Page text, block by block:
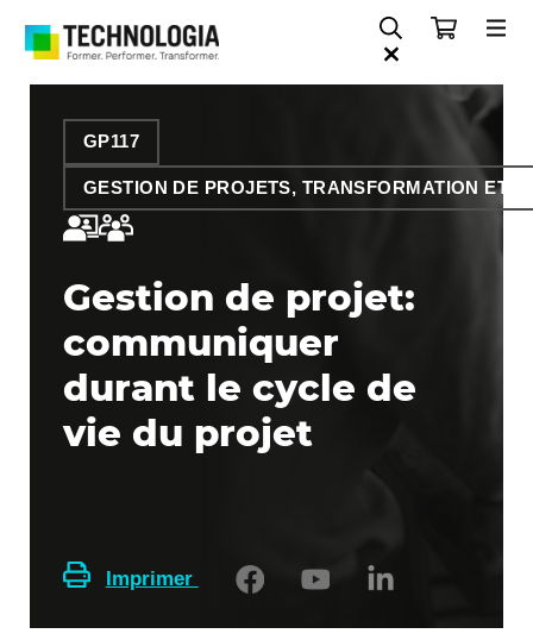
GP117
GESTION DE PROJETS, TRANSFORMATION ET
Gestion de projet:
communiquer
durant le cycle de
vie du projet
Imprimer